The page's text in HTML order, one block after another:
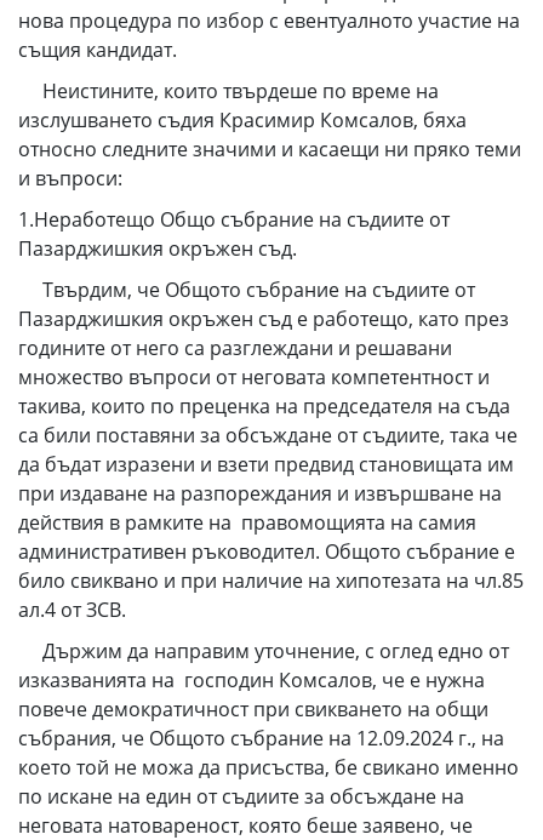
нова процедура по избор с евентуалното участие на
същия кандидат.
Неистините, които твърдеше по време на
изслушването съдия Красимир Комсалов, бяха
относно следните значими и касаещи ни пряко теми
и въпроси:
1.Неработещо Общо събрание на съдиите от
Пазарджишкия окръжен съд.
Твърдим, че Общото събрание на съдиите от
Пазарджишкия окръжен съд е работещо, като през
годините от него са разглеждани и решавани
множество въпроси от неговата компетентност и
такива, които по преценка на председателя на съда
са били поставяни за обсъждане от съдиите, така че
да бъдат изразени и взети предвид становищата им
при издаване на разпореждания и извършване на
действия в рамките на правомощията на самия
административен ръководител. Общото събрание е
било свиквано и при наличие на хипотезата на чл.85
ал.4 от ЗСВ.
Държим да направим уточнение, с оглед едно от
изказванията на господин Комсалов, че е нужна
повече демократичност при свикването на общи
събрания, че Общото събрание на 12.09.2024 г., на
което той не можа да присъства, бе свикано именно
по искане на един от съдиите за обсъждане на
неговата натовареност, която беше заявено, че